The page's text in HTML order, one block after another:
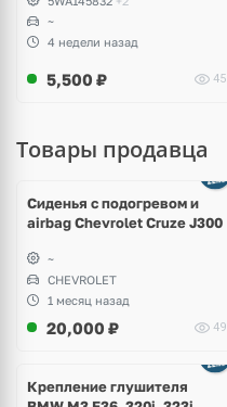
~
4 недели назад
5,500 ₽ 45
Товары продавца
Сиденья с подогревом и
airbag Chevrolet Cruze J300
~
CHEVROLET
1 месяц назад
20,000 ₽ 49
Крепление глушителя